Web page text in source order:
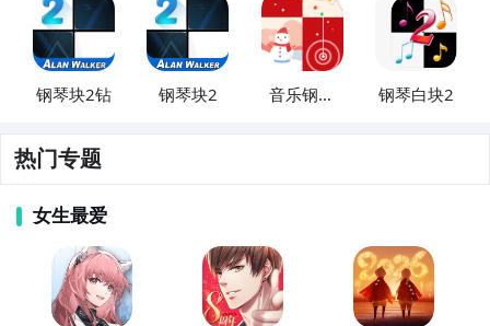
钢琴块2钻 钢琴块2
音乐钢琴
钢琴白块2
热门专题
女生最爱